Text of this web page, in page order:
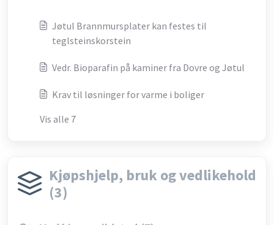
Jøtul Brannmursplater kan festes til
teglsteinskorstein
Vedr. Bioparafin på kaminer fra Dovre og Jøtul
Krav til løsninger for varme i boliger
Vis alle 7
Kjøpshjelp, bruk og vedlikehold
(3)